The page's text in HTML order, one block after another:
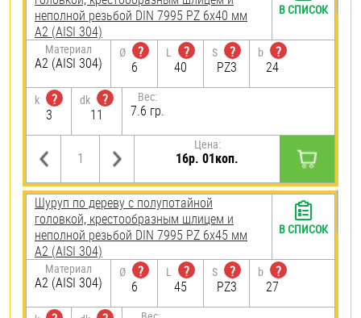
неполной резьбой DIN 7995 PZ 6х40 мм
А2 (AISI 304)
Материал
А2 (AISI 304)
Ø
?
6
L
?
40
S
?
PZ3
b
?
24
k
?
3
dk
?
11
Вес:
7.6 гр.
Цена:
16р. 01коп.
В СПИСОК
Шуруп по дереву с полупотайной
головкой, крестообразным шлицем и
неполной резьбой DIN 7995 PZ 6х45 мм
А2 (AISI 304)
Материал
А2 (AISI 304)
Ø
?
6
L
?
45
S
?
PZ3
b
?
27
В СПИСОК